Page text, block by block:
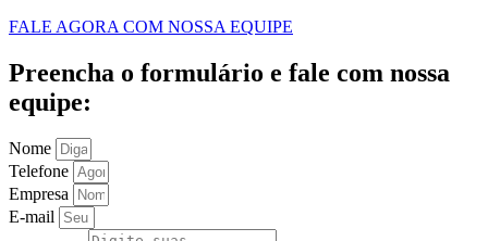
FALE AGORA COM NOSSA EQUIPE
Preencha o formulário e fale com nossa
equipe:
Nome
Telefone
Empresa
E-mail